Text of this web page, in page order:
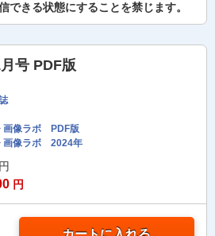
できる状態にすることを禁じます。
号 PDF版
画像ラボ PDF版
画像ラボ 2024年
円
円